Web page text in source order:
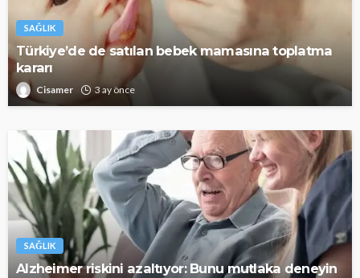
SAĞLIK
Türkiye’de de satılan bebek mamasına toplatma
kararı
Cisamer 3 ay önce
SAĞLIK
Alzheimer riskini azaltıyor: Bunu mutlaka deneyin